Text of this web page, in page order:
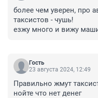
более чем уверен, про
таксистов - чушь!
езжу много и вижу
Гость
23 августа 2024, 12:49
Правильно жмут
нойте что нет денег